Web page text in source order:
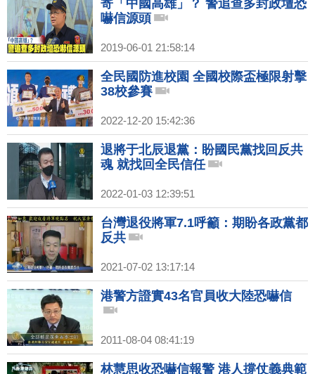
寄「中國高雄」？ 警追查多封政壇恐
嚇信源頭
2019-06-01 21:58:14
全民國防進校園 全國校際盃極限射擊
38校參賽
2022-12-20 15:42:36
退將于北辰退黨：盼國民黨找回反共
魂 就找回全民信任
2022-01-03 12:39:51
台灣退役將軍7.1呼籲：期盼各政黨都
反共
2021-07-02 13:17:14
港警方證實43名官員收大陸恐嚇信
2011-08-04 08:41:19
林慧思收恐嚇信報警 港人撐仗義典範